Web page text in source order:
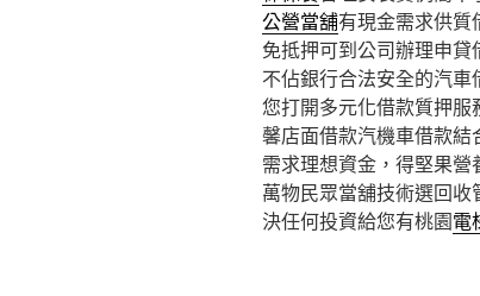
公營當舖有現金需求供
免抵押可到公司辦理申
不佔銀行合法安全的汽
您打開多元化借款質押
馨店面借款汽機車借款
需求理想資金，得堅果營
萬物民眾當舖技術選回收
決任何投資給您有桃園電